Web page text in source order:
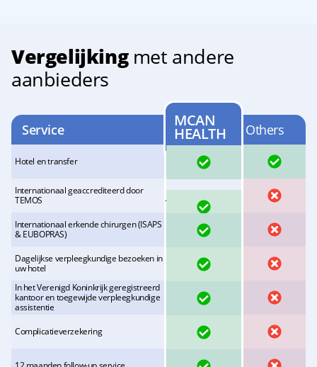
Vergelijkingmet andere
aanbieders
Service MCAN
HEALTH Others
Hotel en transfer
Internationaal geaccrediteerd door
TEMOS
JA NEE
Internationaal erkende chirurgen (ISAPS
& EUBOPRAS)
NEE
Dagelijkse verpleegkundige bezoeken in
uw hotel
NEE
In het Verenigd Koninkrijk geregistreerd
kantoor en toegewijde verpleegkundige
assistentie
NEE
Complicatieverzekering NEE